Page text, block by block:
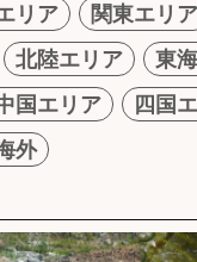
リア
関東エリア
北陸エリア
東
国エリア
四国
外